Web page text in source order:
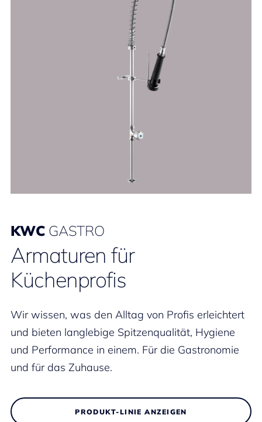
KWC GASTRO
Armaturen für
Küchenprofis
Wir wissen, was den Alltag von Profis erleichtert
und bieten langlebige Spitzenqualität, Hygiene
und Performance in einem. Für die Gastronomie
und für das Zuhause.
PRODUKT-LINIE ANZEIGEN